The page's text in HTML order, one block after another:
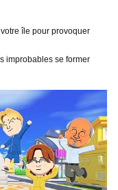
île pour provoquer
improbables se former